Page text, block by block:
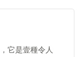
它是壹種令人